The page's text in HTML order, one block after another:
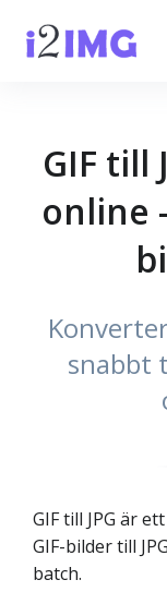
GIF till
online
snabbt
GIF till JPG är
GIF-bilder till
batch.